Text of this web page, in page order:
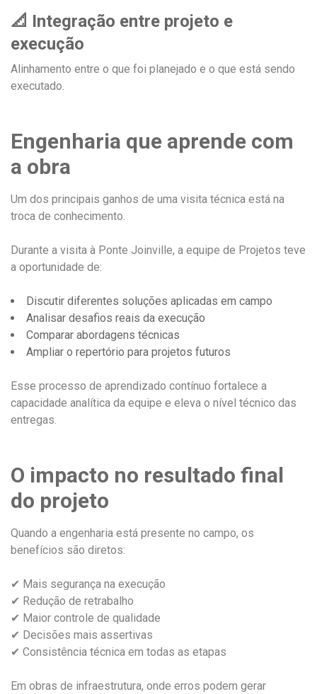
📐 Integração entre projeto e
execução
Alinhamento entre o que foi planejado e o que está sendo
executado.
Engenharia que aprende com
a obra
Um dos principais ganhos de uma visita técnica está na
troca de conhecimento.
Durante a visita à Ponte Joinville, a equipe de Projetos teve
a oportunidade de:
Discutir diferentes soluções aplicadas em campo
Analisar desafios reais da execução
Comparar abordagens técnicas
Ampliar o repertório para projetos futuros
Esse processo de aprendizado contínuo fortalece a
capacidade analítica da equipe e eleva o nível técnico das
entregas.
O impacto no resultado final
do projeto
Quando a engenharia está presente no campo, os
benefícios são diretos:
✔ Mais segurança na execução
✔ Redução de retrabalho
✔ Maior controle de qualidade
✔ Decisões mais assertivas
✔ Consistência técnica em todas as etapas
Em obras de infraestrutura, onde erros podem gerar